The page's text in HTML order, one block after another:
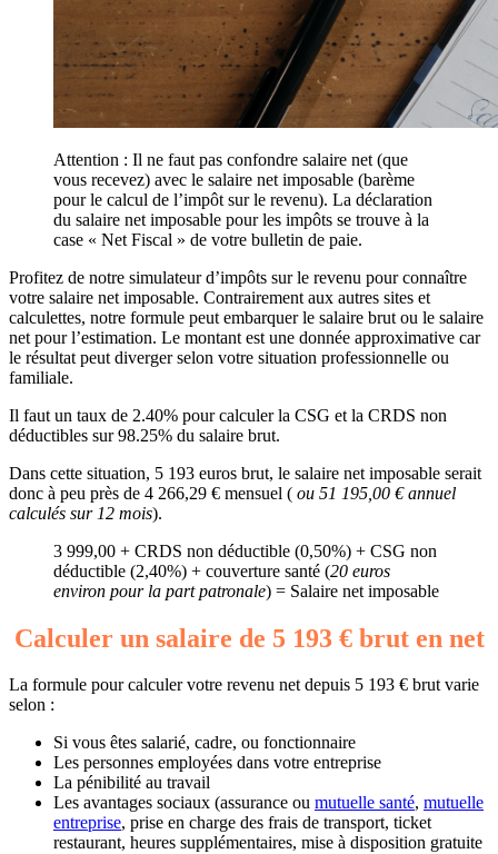
Attention : Il ne faut pas confondre salaire net (que
vous recevez) avec le salaire net imposable (barème
pour le calcul de l’impôt sur le revenu). La déclaration
du salaire net imposable pour les impôts se trouve à la
case « Net Fiscal » de votre bulletin de paie.
Profitez de notre simulateur d’impôts sur le revenu pour connaître
votre salaire net imposable. Contrairement aux autres sites et
calculettes, notre formule peut embarquer le salaire brut ou le salaire
net pour l’estimation. Le montant est une donnée approximative car
le résultat peut diverger selon votre situation professionnelle ou
familiale.
Il faut un taux de 2.40% pour calculer la CSG et la CRDS non
déductibles sur 98.25% du salaire brut.
Dans cette situation, 5 193 euros brut, le salaire net imposable serait
donc à peu près de 4 266,29 € mensuel ( ou 51 195,00 € annuel
calculés sur 12 mois).
3 999,00 + CRDS non déductible (0,50%) + CSG non
déductible (2,40%) + couverture santé (20 euros
environ pour la part patronale) = Salaire net imposable
Calculer un salaire de 5 193 € brut en net
La formule pour calculer votre revenu net depuis 5 193 € brut varie
selon :
Si vous êtes salarié, cadre, ou fonctionnaire
Les personnes employées dans votre entreprise
La pénibilité au travail
Les avantages sociaux (assurance ou mutuelle santé, mutuelle
entreprise, prise en charge des frais de transport, ticket
restaurant, heures supplémentaires, mise à disposition gratuite